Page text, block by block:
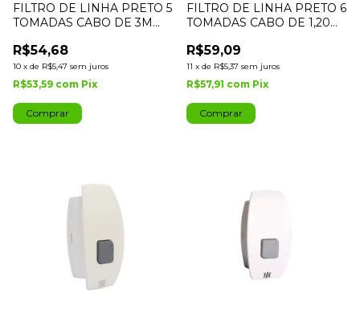
FILTRO DE LINHA PRETO 5
TOMADAS CABO DE 3M
R$54,68
10 x de R$5,47 sem juros
R$53,59 com Pix
FILTRO DE LINHA PRETO 6
TOMADAS CABO DE 1,20M
R$59,09
11 x de R$5,37 sem juros
R$57,91 com Pix